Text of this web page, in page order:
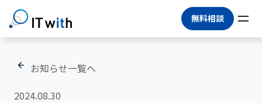
無料相談
お知らせ一覧へ
2024.08.30